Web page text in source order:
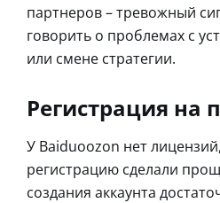
партнеров – тревожный
говорить о проблемах с
или смене стратегии.
Регистрация на
У Baiduoozon нет
регистрацию сделали
создания аккаунта